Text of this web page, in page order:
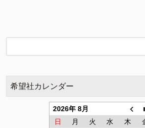
希望社カレンダー
2026年 8月
日
月 火 水 木